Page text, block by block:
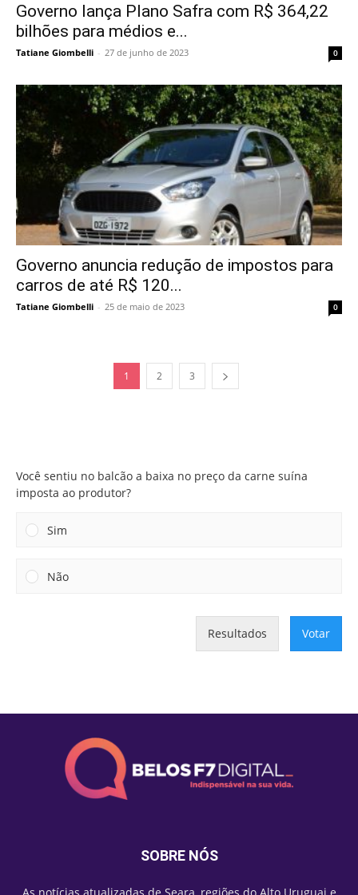
Governo lança Plano Safra com R$ 364,22
bilhões para médios e...
Tatiane Giombelli - 27 de junho de 2023 0
Governo anuncia redução de impostos para
carros de até R$ 120...
Tatiane Giombelli - 25 de maio de 2023 0
1 2 3
Você sentiu no balcão a baixa no preço da carne suína
imposta ao produtor?
Sim
Não
Resultados Votar
SOBRE NÓS